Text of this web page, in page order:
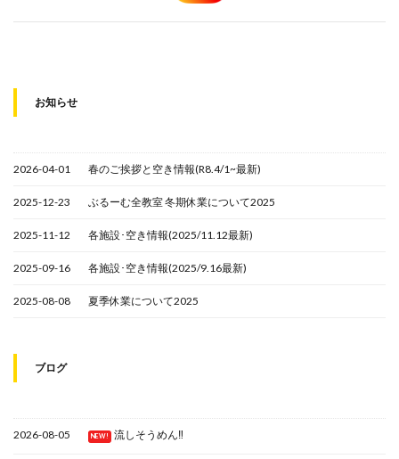
お知らせ
2026-04-01 春のご挨拶と空き情報(R8.4/1~最新)
2025-12-23 ぶるーむ全教室 冬期休業について2025
2025-11-12 各施設･空き情報(2025/11.12最新)
2025-09-16 各施設･空き情報(2025/9.16最新)
2025-08-08 夏季休業について2025
ブログ
2026-08-05 NEW! 流しそうめん‼